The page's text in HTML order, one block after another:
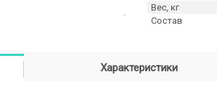
Вес, кг
Состав
Характеристики